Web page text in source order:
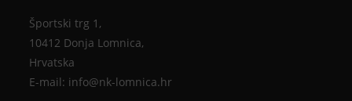
Športski trg 1,
10412 Donja Lomnica,
Hrvatska
E-mail: info@nk-lomnica.hr